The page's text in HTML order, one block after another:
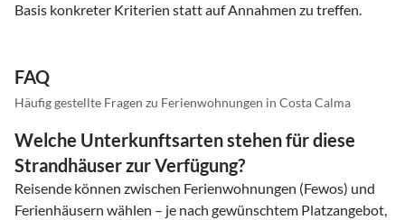
Basis konkreter Kriterien statt auf Annahmen zu treffen.
FAQ
Häufig gestellte Fragen zu Ferienwohnungen in Costa Calma
Welche Unterkunftsarten stehen für diese
Strandhäuser zur Verfügung?
Reisende können zwischen Ferienwohnungen (Fewos) und
Ferienhäusern wählen – je nach gewünschtem Platzangebot,